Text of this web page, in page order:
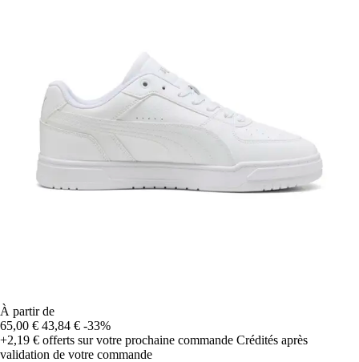
À partir de
65,00 € 43,84 € -33%
+2,19 € offerts sur votre prochaine commande Crédités après
validation de votre commande